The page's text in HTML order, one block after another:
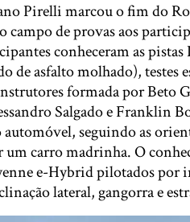
Pirelli marcou o fim do
campo de provas aos
conheceram as
de asfalto molhado), testes
formada por Beto
Salgado e Franklin
seguindo as
carro madrinha. O
e-Hybrid pilotados por
lateral, gangorra e